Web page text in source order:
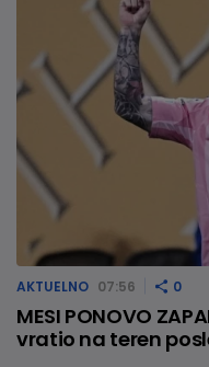
AKTUELNO 07:56 0
MESI PONOVO
vratio na teren